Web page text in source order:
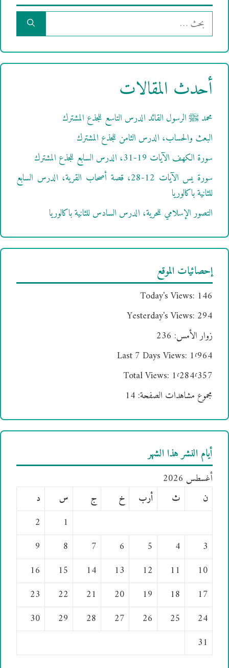
البحث
عن:
أحدث المقالات
محمد ﷺ الرسول القائد الدرس التاسع للجذع المشترك
البعث والحساب، الدرس الثامن للجذع المشترك
سورة الكهف الآيات 19-31، الدرس السابع للجذع المشترك
سورة يس الآيات 12-28، قصة أصحاب القرية، الدرس السابع
للثانية باكالوريا
التصور الإسلامي للحرية، الدرس السادس للثانية باكالوريا
إحصائيات الموقع
Today's Views: 146
Yesterday's Views: 294
زوار الأمس: 236
Last 7 Days Views: 1٬964
Total Views: 1٬284٬357
مجموع مشاهدات الصفحة: 14
أيام النشر هذا الشهر
أغسطس 2026
ن
ث أرب خ ج س
د
1
2
3
4
5
6
7
8
9
10
11
12
13
14
15
16
17
18
19
20
21
22
23
24
25
26
27
28
29
30
31